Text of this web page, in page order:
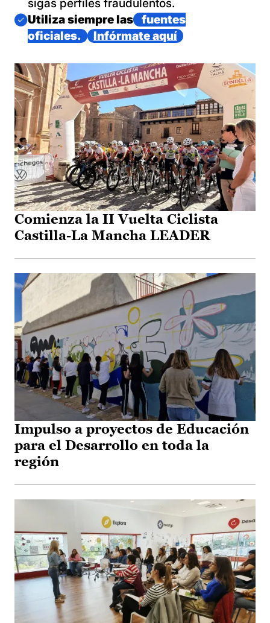
sigas perfiles fraudulentos.
Imagen
Utiliza siempre las
fuentes
oficiales.
Infórmate aquí
Comienza la II Vuelta Ciclista
Castilla-La Mancha LEADER
Impulso a proyectos de Educación
para el Desarrollo en toda la
región